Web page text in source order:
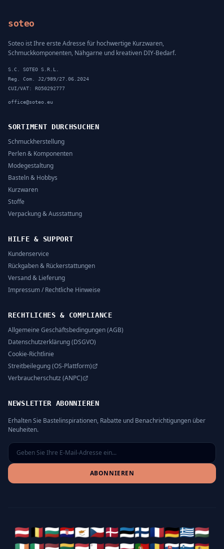
soteo
Soteo ist Ihre erste Adresse für hochwertige Kurzwaren,
Schmuckkomponenten, Nähgarne und kreativen DIY-Bedarf.
S.C. SOTEO S.R.L.
Reg. Com. J2/989/27.06.2024
CUI/VAT: RO50292777
office@soteo.eu
SORTIMENT DURCHSUCHEN
Schmuckherstellung
Perlen & Komponenten
Modegestaltung
Basteln & Hobbys
Kurzwaren
Stoffe
Verpackung & Ausstattung
HILFE & SUPPORT
Kundenservice
Rückgaben & Rückerstattungen
Versand & Lieferung
Impressum / Rechtliche Hinweise
RECHTLICHES & COMPLIANCE
Allgemeine Geschäftsbedingungen (AGB)
Datenschutzerklärung (DSGVO)
Cookie-Richtlinie
Streitbeilegung (OS-Plattform)
Verbraucherschutz (ANPC)
NEWSLETTER ABONNIEREN
Erhalten Sie Bastelinspirationen, Rabatte und Benachrichtigungen über
Neuheiten.
ABONNIEREN
🇦🇹🇧🇪🇧🇬🇭🇷🇨🇾🇨🇿🇩🇰🇪🇪🇫🇮🇫🇷🇩🇪🇬🇷🇭🇺